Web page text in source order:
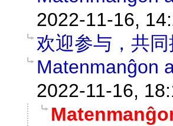
2022-11-16,
欢迎参与，共同
Matenmanĝon
2022-11-16,